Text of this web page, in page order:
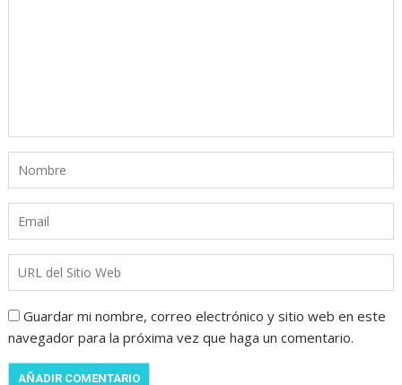
Guardar mi nombre, correo electrónico y sitio web en este
navegador para la próxima vez que haga un comentario.